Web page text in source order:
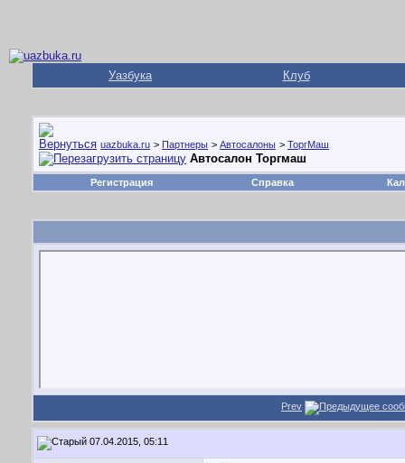
Уазбука Клуб
uazbuka.ru > Партнеры > Автосалоны > ТоргМаш
Автосалон Торгмаш
Регистрация Справка
Prev
07.04.2015, 05:11